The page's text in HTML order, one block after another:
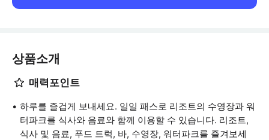
상품소개
매력포인트
하루를 즐겁게 보내세요. 일일 패스로 리조트의 수영장과 워
터파크를 식사와 음료와 함께 이용할 수 있습니다. 리조트,
식사 및 음료, 푸드 트럭, 바, 수영장, 워터파크를 즐겨보세